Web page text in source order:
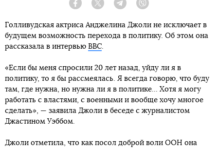
Facebook Twitter Telegram
Голливудская актриса Анджелина Джоли не исключает в
будущем возможность перехода в политику. Об этом она
рассказала в интервью ВВС.
«Если бы меня спросили 20 лет назад, уйду ли я в
политику, то я бы рассмеялась. Я всегда говорю, что буду
там, где нужна, но нужна ли я в политике... Хотя я могу
работать с властями, с военными и вообще хочу многое
сделать», — заявила Джоли в беседе с журналистом
Джастином Уэббом.
Джоли отметила, что как посол доброй воли ООН она